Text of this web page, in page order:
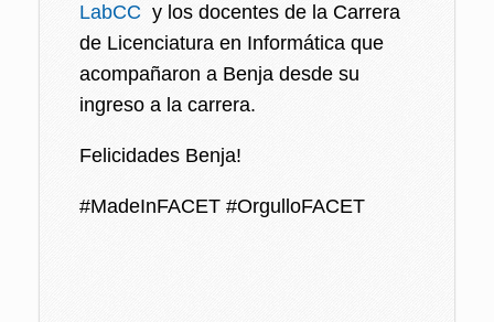
LabCC y los docentes de la Carrera
de Licenciatura en Informática que
acompañaron a Benja desde su
ingreso a la carrera.
Felicidades Benja!
#MadeInFACET #OrgulloFACET